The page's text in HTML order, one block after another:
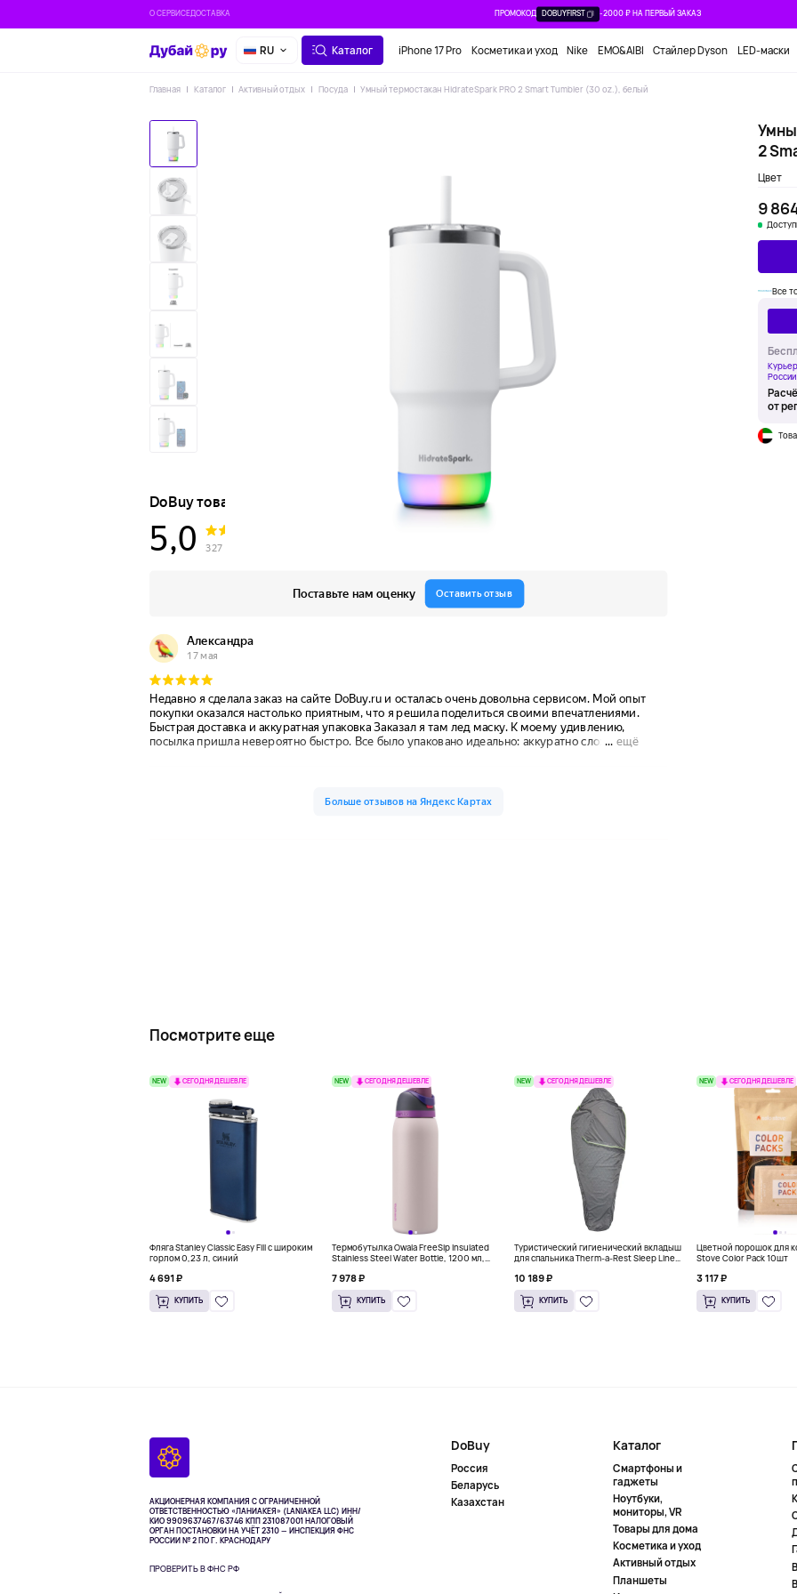
О СЕРВИСЕДОСТАВКА ПРОМОКОД DOBUYFIRST -2000 ₽ НА ПЕРВЫЙ ЗАКАЗ
RU Каталог iPhone 17 Pro Косметика и уход Nike EMO&AIBI Стайлер Dyson LED-маски
Главная Каталог Активный отдых Посуда Умный термостакан HidrateSpark PRO 2 Smart Tumbler (30 oz.), белый
2
Цвет
9
Все
России
от
Посмотрите еще
NEW СЕГОДНЯ ДЕШЕВЛЕ
Фляга Stanley Classic Easy Fill с широким
горлом 0,23 л, синий
4 691 ₽
КУПИТЬ
NEW СЕГОДНЯ ДЕШЕВЛЕ
Термобутылка Owala FreeSip Insulated
Stainless Steel Water Bottle, 1200 мл,
7 978 ₽
КУПИТЬ
NEW СЕГОДНЯ ДЕШЕВЛЕ
Туристический гигиенический вкладыш
для спальника Therm-a-Rest Sleep Liner,
10 189 ₽
КУПИТЬ
NEW СЕГОДНЯ ДЕШЕВЛЕ
Цветной порошок для
Stove Color Pack 10шт
3 117 ₽
КУПИТЬ
АКЦИОНЕРНАЯ КОМПАНИЯ С ОГРАНИЧЕННОЙ
ОТВЕТСТВЕННОСТЬЮ «ЛАНИАКЕЯ» (LANIAKEA LLC) ИНН/
КИО 9909637467/63746 КПП 231087001 НАЛОГОВЫЙ
ОРГАН ПОСТАНОВКИ НА УЧЁТ 2310 — ИНСПЕКЦИЯ ФНС
РОССИИ № 2 ПО Г. КРАСНОДАРУ
ПРОВЕРИТЬ В ФНС РФ
DoBuy
Россия
Беларусь
Казахстан
Каталог
Смартфоны и
гаджеты
Ноутбуки,
мониторы, VR
Товары для дома
Косметика и уход
Активный отдых
Планшеты